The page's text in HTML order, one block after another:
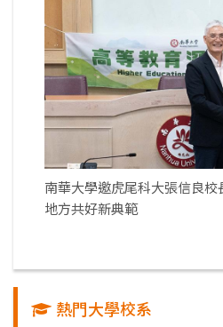
南華大學邀虎尾科大張信良
地方共好新典範
熱門大學校系